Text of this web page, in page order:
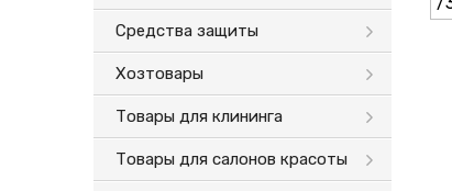
Средства защиты
Хозтовары
Товары для клининга
Товары для салонов красоты